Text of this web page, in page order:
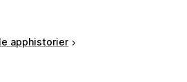
apphistorier